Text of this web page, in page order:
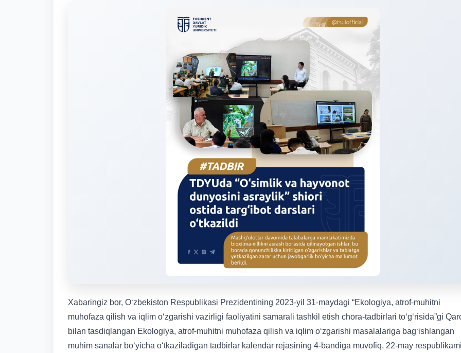
Xabaringiz bor, Oʻzbekiston Respublikasi Prezidentining 2023-yil 31-maydagi “Ekologiya, atrof-muhitni
muhofaza qilish va iqlim oʻzgarishi vazirligi faoliyatini samarali tashkil etish chora-tadbirlari toʻgʻrisida”gi
bilan tasdiqlangan Ekologiya, atrof-muhitni muhofaza qilish va iqlim oʻzgarishi masalalariga bagʻishlangan
muhim sanalar boʻyicha oʻtkaziladigan tadbirlar kalendar rejasining 4-bandiga muvofiq, 22-may